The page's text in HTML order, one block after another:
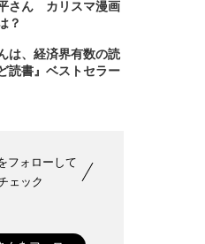
さん カリスマ漫画
？
は、経済界有数の読
書』ベストセラー
フォローして
ェック